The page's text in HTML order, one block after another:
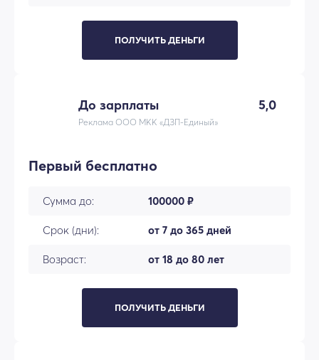
ПОЛУЧИТЬ ДЕНЬГИ
До зарплаты 5,0
Реклама ООО МКК «ДЗП-Единый»
Первый бесплатно
Сумма до: 100000 ₽
Срок (дни): от 7 до 365 дней
Возраст: от 18 до 80 лет
ПОЛУЧИТЬ ДЕНЬГИ